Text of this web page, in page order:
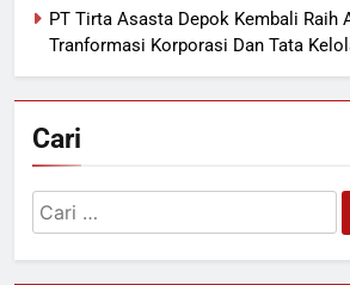
PT Tirta Asasta Depok Kembali Raih
Tranformasi Korporasi Dan Tata
Cari
Cari
untuk: